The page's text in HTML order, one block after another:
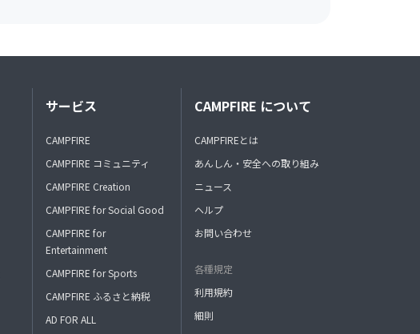
サービス
CAMPFIRE
CAMPFIRE コミュニティ
CAMPFIRE Creation
CAMPFIRE for Social Good
CAMPFIRE for
Entertainment
CAMPFIRE for Sports
CAMPFIRE ふるさと納税
AD FOR ALL
CAMPFIRE について
CAMPFIREとは
あんしん・安全への取り組み
ニュース
ヘルプ
お問い合わせ
各種規定
利用規約
細則